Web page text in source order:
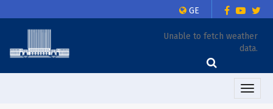
GE
Unable to fetch weather
data.
Toggle